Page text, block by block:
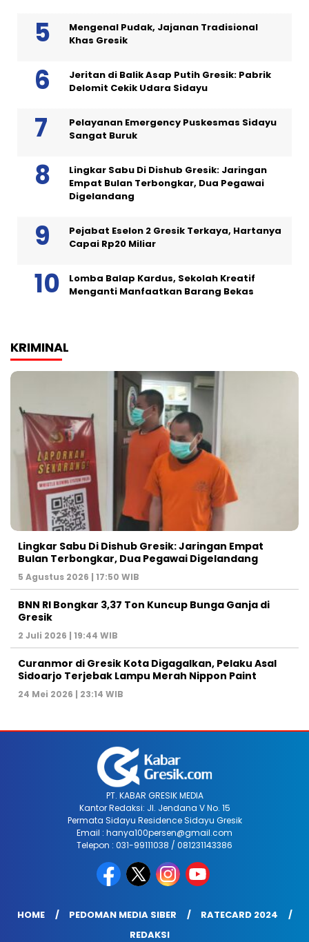
Mengenal Pudak, Jajanan Tradisional
Khas Gresik
Jeritan di Balik Asap Putih Gresik: Pabrik
Delomit Cekik Udara Sidayu
Pelayanan Emergency Puskesmas Sidayu
Sangat Buruk
Lingkar Sabu Di Dishub Gresik: Jaringan
Empat Bulan Terbongkar, Dua Pegawai
Digelandang
Pejabat Eselon 2 Gresik Terkaya, Hartanya
Capai Rp20 Miliar
Lomba Balap Kardus, Sekolah Kreatif
Menganti Manfaatkan Barang Bekas
KRIMINAL
Lingkar Sabu Di Dishub Gresik: Jaringan Empat
Bulan Terbongkar, Dua Pegawai Digelandang
5 Agustus 2026 | 17:50 WIB
BNN RI Bongkar 3,37 Ton Kuncup Bunga Ganja di
Gresik
2 Juli 2026 | 19:44 WIB
Curanmor di Gresik Kota Digagalkan, Pelaku Asal
Sidoarjo Terjebak Lampu Merah Nippon Paint
24 Mei 2026 | 23:14 WIB
PT. KABAR GRESIK MEDIA
Kantor Redaksi: Jl. Jendana V No. 15
Permata Sidayu Residence Sidayu Gresik
Email : hanya100persen@gmail.com
Telepon : 031-99111038 / 081231143386
HOME PEDOMAN MEDIA SIBER
RATECARD 2024
REDAKSI